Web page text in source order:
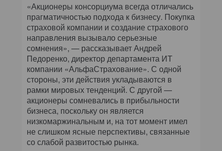
«Акционеры консорциума всегда отличались
прагматичностью подхода к бизнесу. Покупка
страховой компании и создание страхового
направления вызывало серьезные
сомнения», — рассказывает Андрей
Педоренко, директор департамента ИТ
компании «АльфаСтрахование». С одной
стороны, эти действия укладываются в
рамки мировых тенденций. С другой —
акционеры сомневались в прибыльности
бизнеса, поскольку он является
низкомаржинальным и, на тот момент имел
не слишком ясные перспективы, связанные
со слабой развитостью рынка.